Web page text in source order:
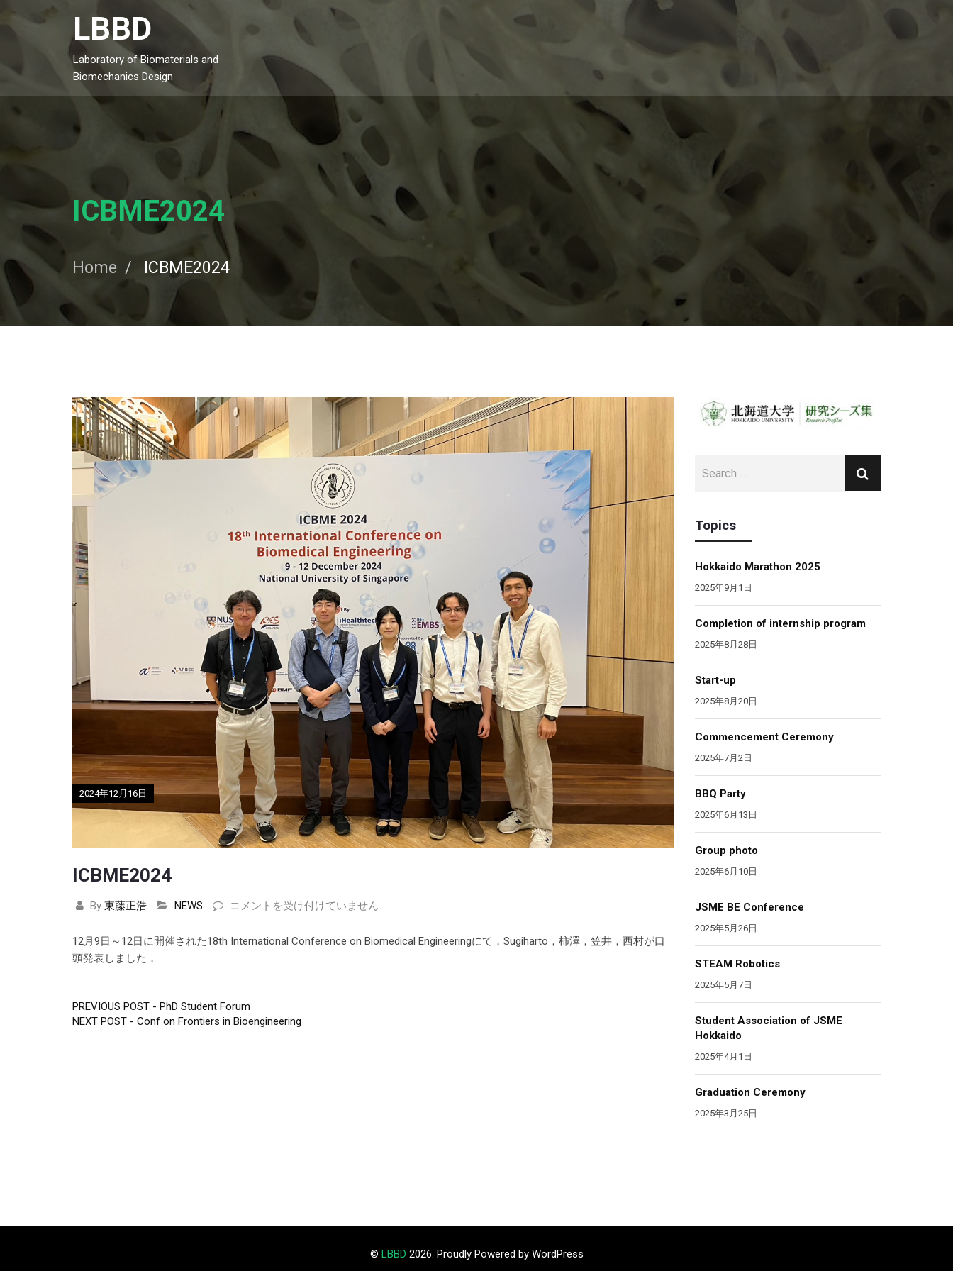
LBBD
Laboratory of Biomaterials and
Biomechanics Design
ICBME2024
Home ICBME2024
2024年12月16日
ICBME2024
By 東藤正浩 NEWS
ICBME2024
コメントを受け付けていません
12月9日～12日に開催された18th International Conference on Biomedical Engineeringにて，Sugiharto，柿澤，笠井，西村が口
頭発表しました．
投
PREVIOUS POST - PhD Student Forum
NEXT POST - Conf on Frontiers in Bioengineering
Topics
Hokkaido Marathon 2025
2025年9月1日
Completion of internship program
2025年8月28日
Start-up
2025年8月20日
Commencement Ceremony
2025年7月2日
BBQ Party
2025年6月13日
Group photo
2025年6月10日
JSME BE Conference
2025年5月26日
STEAM Robotics
2025年5月7日
Student Association of JSME
Hokkaido
2025年4月1日
Graduation Ceremony
2025年3月25日
© LBBD 2026. Proudly Powered by WordPress